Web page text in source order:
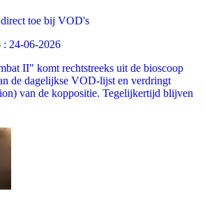
toe bij VOD's
: 24-06-2026
II" komt rechtstreeks uit de bioscoop
de dagelijkse VOD-lijst en verdringt
van de koppositie. Tegelijkertijd blijven